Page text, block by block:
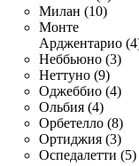
Милан (10)
Монте
Арджентарио
Неббьюно (3)
Неттуно (9)
Оджеббио (4)
Ольбия (4)
Орбетелло (8)
Ортиджия (3)
Оспедалетти (5)